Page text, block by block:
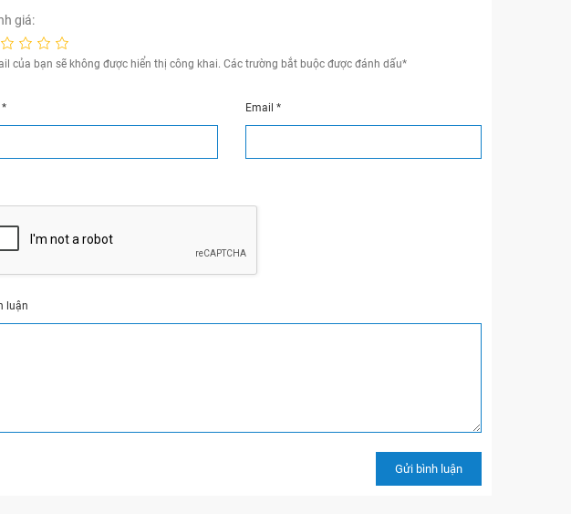
giá:
của bạn sẽ không được hiển thị công khai. Các trường bắt buộc được đánh dấu*
* Email *
luận